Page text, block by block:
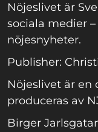
Nöjeslivet är
sociala medier
nöjesnyheter.
Publisher:
Nöjeslivet är en
produceras av
Birger